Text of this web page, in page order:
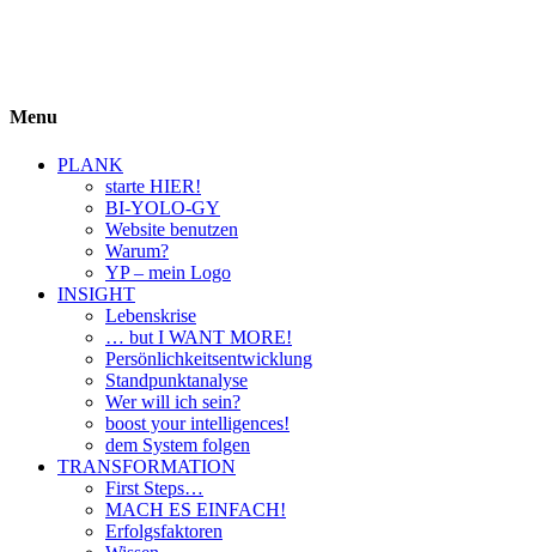
Menu
PLANK
starte HIER!
BI-YOLO-GY
Website benutzen
Warum?
YP – mein Logo
INSIGHT
Lebenskrise
… but I WANT MORE!
Persönlichkeitsentwicklung
Standpunktanalyse
Wer will ich sein?
boost your intelligences!
dem System folgen
TRANSFORMATION
First Steps…
MACH ES EINFACH!
Erfolgsfaktoren